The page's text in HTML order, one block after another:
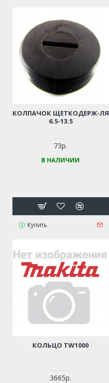
КОЛПАЧОК ЩЕТКОДЕРЖ-ЛЯ
6.5-13.5
73р.
В НАЛИЧИИ
Купить
КОЛЬЦО TW1000
3665р.